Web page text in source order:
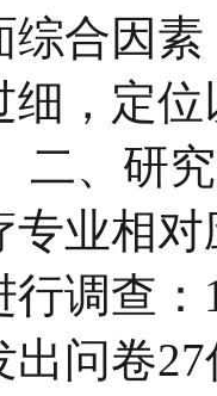
综合因
细，定
二、研
专业相
行调查
出问卷